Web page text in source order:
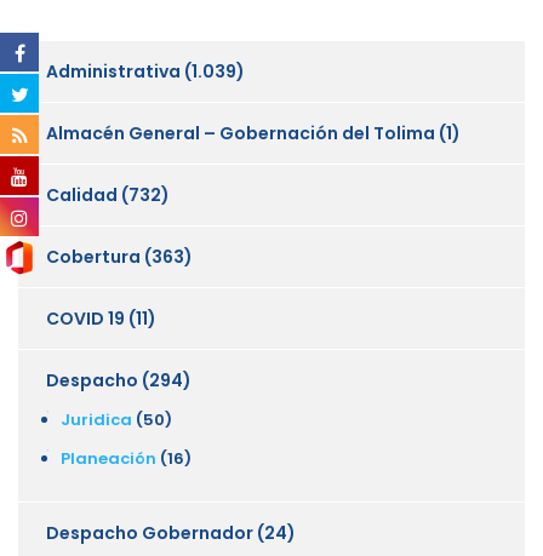
Administrativa (1.039)
Almacén General – Gobernación del Tolima (1)
Calidad (732)
Cobertura (363)
COVID 19 (11)
Despacho (294)
Juridica (50)
Planeación (16)
Despacho Gobernador (24)